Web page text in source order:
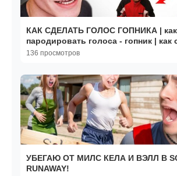
КАК СДЕЛАТЬ ГОЛОС ГОПНИКА | как
пародировать голоса - гопник | как
говорить | рэпер Сява
136 просмотров
УБЕГАЮ ОТ МИЛС КЕЛА И ВЭЛЛ В
RUNAWAY!